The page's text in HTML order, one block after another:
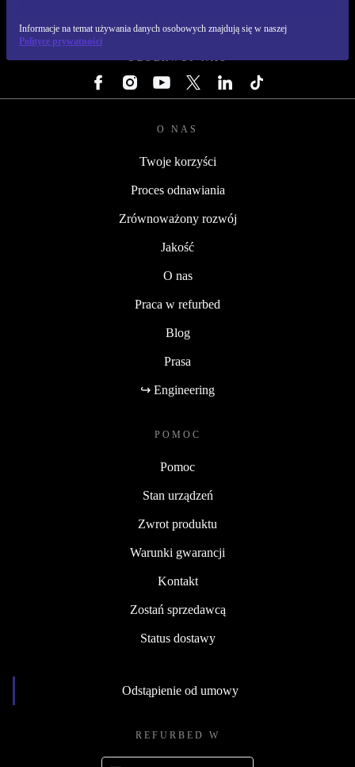
Informacje na temat używania danych osobowych znajdują się w naszej
Polityce prywatności
OBSERWUJ NAS
O NAS
Twoje korzyści
Proces odnawiania
Zrównoważony rozwój
Jakość
O nas
Praca w refurbed
Blog
Prasa
↪ Engineering
POMOC
Pomoc
Stan urządzeń
Zwrot produktu
Warunki gwarancji
Kontakt
Zostań sprzedawcą
Status dostawy
Odstąpienie od umowy
REFURBED W